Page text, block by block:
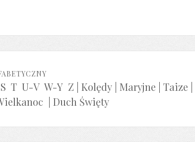
S T U-V W-Y Z Kolędy| Maryjne Taize
Duch Święty